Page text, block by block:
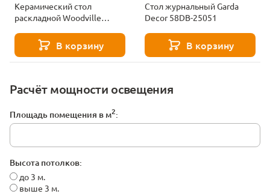
Расчёт мощности освещения
Площадь помещения в м2:
Высота потолков:
до 3 м.
выше 3 м.
Керамический стол
раскладной Woodville
серый активный / черный
632672
В корзину
Стол журнальный Garda
Decor 58DB-25051
В корзину